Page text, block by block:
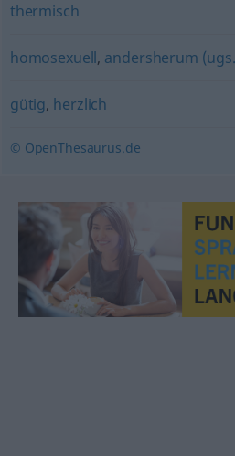
thermisch
homosexuell, andersherum
gütig, herzlich
© OpenThesaurus.de